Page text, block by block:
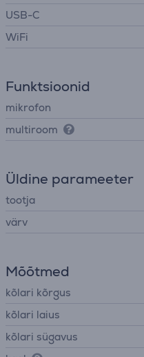
USB-C
WiFi
Funktsioonid
mikrofon
multiroom
Üldine parameeter
tootja
värv
Mõõtmed
kõlari kõrgus
kõlari laius
kõlari sügavus